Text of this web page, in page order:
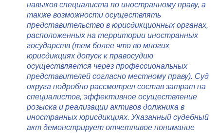
навыков специалиста по иностранному праву, а
также возможности осуществлять
представительство в юрисдикционных органах,
расположенных на территории иностранных
государств (тем более что во многих
юрисдикциях допуск к правосудию
осуществляется через профессиональных
представителей согласно местному праву). Суд
округа подробно рассмотрел состав затрат на
специалистов, эффективное осуществление
розыска и реализации активов должника в
иностранных юрисдикциях. Указанный судебный
акт демонстрирует отчетливое понимание